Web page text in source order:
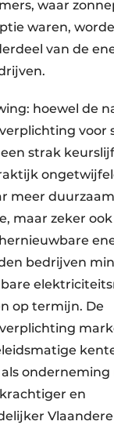
waar
waren,
van de
hoewel de
voor
strak
meer
maar zeker
bedrijven
op termijn. De
en